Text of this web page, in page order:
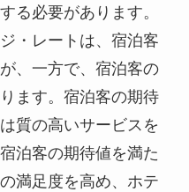
る必要があります。
・レートは、宿泊客
、一方で、宿泊客の
ます。宿泊客の期待
質の高いサービスを
泊客の期待値を満た
満足度を高め、ホテ